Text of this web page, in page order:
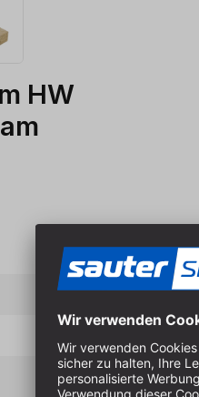
HW
24 mm
25 mm
72 mm